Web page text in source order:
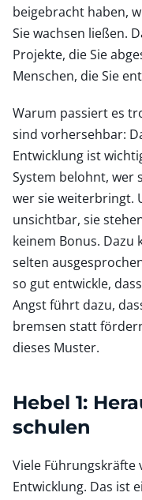
beigebracht haben,
Sie wachsen ließen.
Projekte, die Sie
Menschen, die Sie
Warum passiert es
sind vorhersehbar:
Entwicklung ist
System belohnt, wer
wer sie weiterbringt.
unsichtbar, sie
keinem Bonus. Dazu
selten
so gut entwickle,
Angst führt dazu,
bremsen statt
dieses Muster.
Hebel 1:
schulen
Viele Führungskräfte
Entwicklung. Das ist